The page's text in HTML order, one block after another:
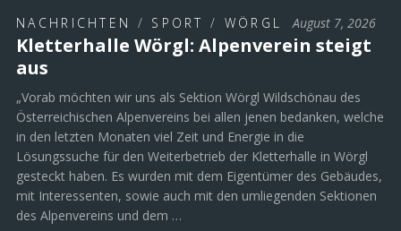
NACHRICHTEN / SPORT / WÖRGL August 7, 2026
Kletterhalle Wörgl: Alpenverein steigt
aus
„Vorab möchten wir uns als Sektion Wörgl Wildschönau des
Österreichischen Alpenvereins bei allen jenen bedanken, welche
in den letzten Monaten viel Zeit und Energie in die
Lösungssuche für den Weiterbetrieb der Kletterhalle in Wörgl
gesteckt haben. Es wurden mit dem Eigentümer des Gebäudes,
mit Interessenten, sowie auch mit den umliegenden Sektionen
des Alpenvereins und dem …